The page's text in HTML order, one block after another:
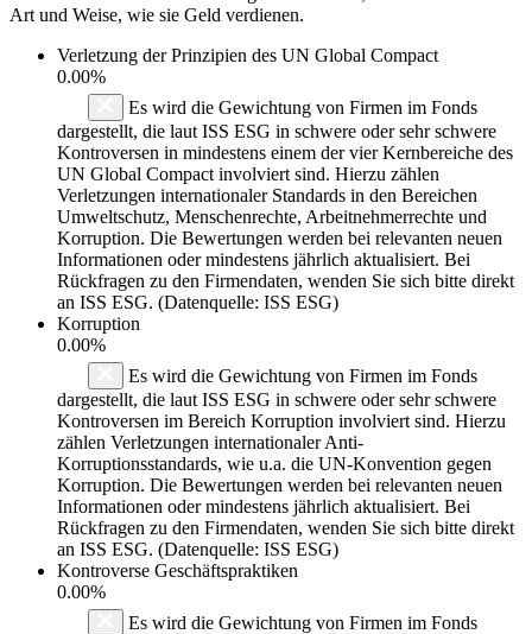
Art und Weise, wie sie Geld verdienen.
Verletzung der Prinzipien des UN Global Compact
0.00%
Es wird die Gewichtung von Firmen im Fonds
dargestellt, die laut ISS ESG in schwere oder sehr schwere
Kontroversen in mindestens einem der vier Kernbereiche des
UN Global Compact involviert sind. Hierzu zählen
Verletzungen internationaler Standards in den Bereichen
Umweltschutz, Menschenrechte, Arbeitnehmerrechte und
Korruption. Die Bewertungen werden bei relevanten neuen
Informationen oder mindestens jährlich aktualisiert. Bei
Rückfragen zu den Firmendaten, wenden Sie sich bitte direkt
an ISS ESG. (Datenquelle: ISS ESG)
Korruption
0.00%
Es wird die Gewichtung von Firmen im Fonds
dargestellt, die laut ISS ESG in schwere oder sehr schwere
Kontroversen im Bereich Korruption involviert sind. Hierzu
zählen Verletzungen internationaler Anti-
Korruptionsstandards, wie u.a. die UN-Konvention gegen
Korruption. Die Bewertungen werden bei relevanten neuen
Informationen oder mindestens jährlich aktualisiert. Bei
Rückfragen zu den Firmendaten, wenden Sie sich bitte direkt
an ISS ESG. (Datenquelle: ISS ESG)
Kontroverse Geschäftspraktiken
0.00%
Es wird die Gewichtung von Firmen im Fonds